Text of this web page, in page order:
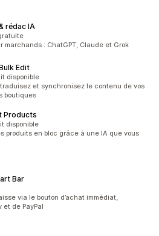
rédac IA
marchands : ChatGPT, Claude et Grok
Edit
disponible
et synchronisez le contenu de vos
boutiques
Products
disponible
produits en bloc grâce à une IA que vous
Bar
via le bouton d’achat immédiat,
et de PayPal